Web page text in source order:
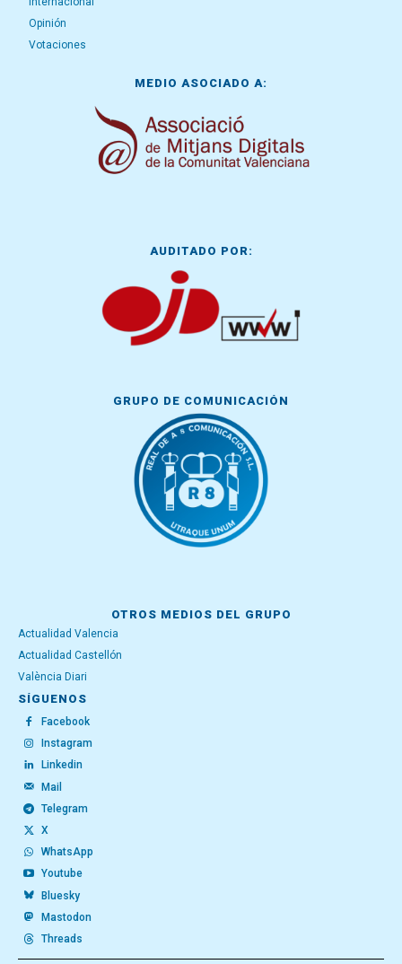
Opinión
Votaciones
MEDIO ASOCIADO A:
AUDITADO POR:
GRUPO DE COMUNICACIÓN
OTROS MEDIOS DEL GRUPO
Actualidad Valencia
Actualidad Castellón
València Diari
SÍGUENOS
Facebook
Instagram
Linkedin
Mail
Telegram
X
WhatsApp
Youtube
Bluesky
Mastodon
Threads